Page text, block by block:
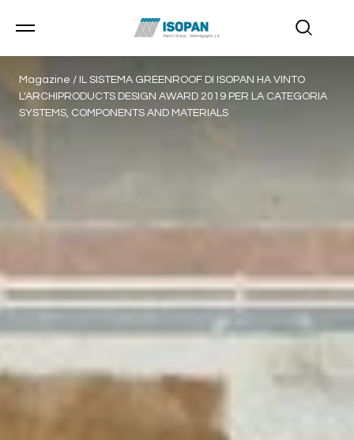
Magazine / IL SISTEMA GREENROOF DI ISOPAN HA VINTO
L'ARCHIPRODUCTS DESIGN AWARD 2019 PER LA CATEGORIA
SYSTEMS, COMPONENTS AND MATERIALS